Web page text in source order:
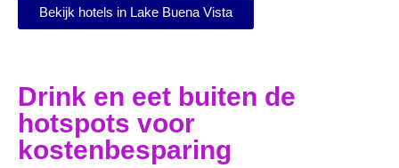
Bekijk hotels in Lake Buena Vista
Drink en eet buiten de
hotspots voor
kostenbesparing